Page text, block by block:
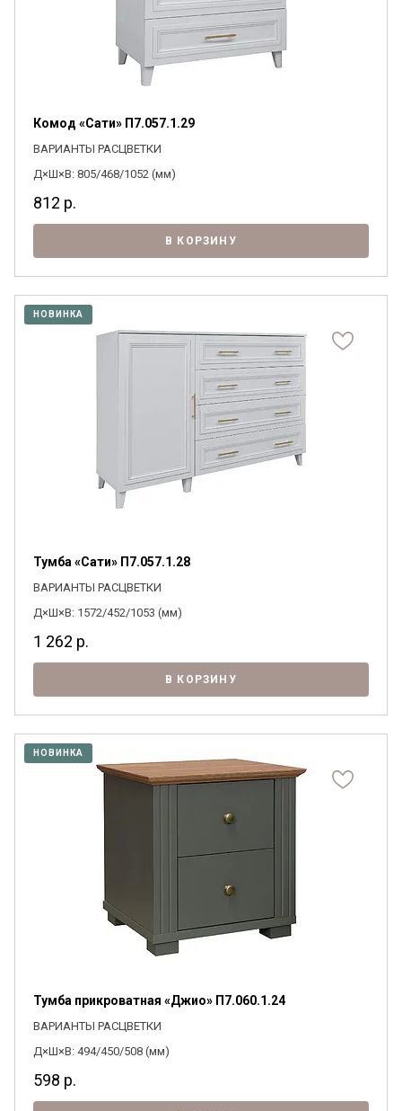
Комод «Сати» П7.057.1.29
ВАРИАНТЫ РАСЦВЕТКИ
Д×Ш×В: 805/468/1052 (мм)
812 р.
В КОРЗИНУ
НОВИНКА
Тумба «Сати» П7.057.1.28
ВАРИАНТЫ РАСЦВЕТКИ
Д×Ш×В: 1572/452/1053 (мм)
1 262 р.
В КОРЗИНУ
НОВИНКА
Тумба прикроватная «Джио» П7.060.1.24
ВАРИАНТЫ РАСЦВЕТКИ
Д×Ш×В: 494/450/508 (мм)
598 р.